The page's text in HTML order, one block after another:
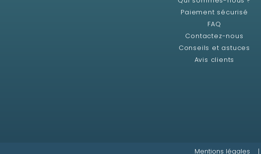
Paiement sécurisé
FAQ
Contactez-nous
Conseils et astuces
Avis clients
Mentions légales |